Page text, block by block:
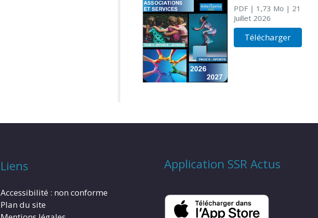
PDF| 1,73 Mo | 21
Juillet 2026
Télécharger
Liens
Accessibilité : non conforme
Plan du site
Application SSR Actus